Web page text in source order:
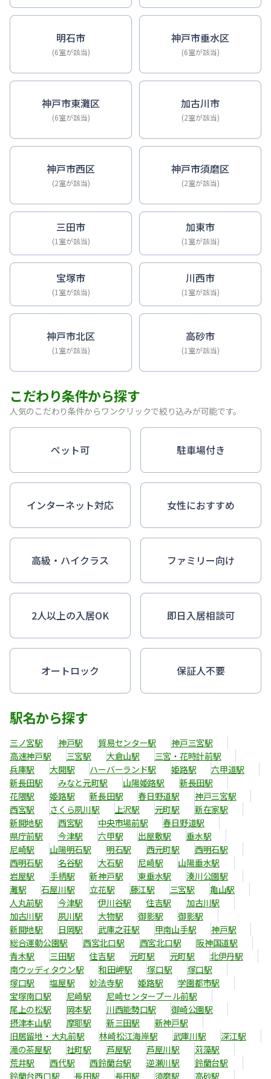
明石市
(6室が該当)
神戸市垂水区
(6室が該当)
神戸市東灘区
(6室が該当)
加古川市
(2室が該当)
神戸市西区
(2室が該当)
神戸市須磨区
(2室が該当)
三田市
(1室が該当)
加東市
(1室が該当)
宝塚市
(1室が該当)
川西市
(1室が該当)
神戸市北区
(1室が該当)
高砂市
(1室が該当)
こだわり条件から探す
人気のこだわり条件からワンクリックで絞り込みが可能です。
ペット可 駐車場付き
インターネット対応 女性におすすめ
高級・ハイクラス ファミリー向け
2人以上の入居OK 即日入居相談可
オートロック 保証人不要
駅名から探す
三ノ宮駅 神戸駅 貿易センター駅
神戸三宮駅
高速神戸駅
三宮駅 大倉山駅
三宮・花時計前駅
兵庫駅
大開駅 ハーバーランド駅 姫路駅
六甲道駅
新長田駅
みなと元町駅 山陽姫路駅
新長田駅
花隈駅
姫路駅 新長田駅 春日野道駅
神戸三宮駅
西宮駅
さくら夙川駅 上沢駅 元町駅
新在家駅
新開地駅
西宮駅 中央市場前駅
春日野道駅
県庁前駅
今津駅 六甲駅 出屋敷駅
垂水駅
尼崎駅
山陽明石駅 明石駅 西元町駅
西明石駅
西明石駅
名谷駅 大石駅 尼崎駅
山陽垂水駅
岩屋駅
手柄駅 新神戸駅 東垂水駅
湊川公園駅
灘駅
石屋川駅 立花駅 藤江駅 三宮駅
亀山駅
人丸前駅
今津駅 伊川谷駅 住吉駅
加古川駅
加古川駅
夙川駅 大物駅 御影駅
御影駅
新開地駅
日岡駅 武庫之荘駅 甲南山手駅
神戸駅
総合運動公園駅
西宮北口駅 西宮北口駅
阪神国道駅
青木駅
三田駅 住吉駅 元町駅 元町駅
北伊丹駅
南ウッディタウン駅
和田岬駅 塚口駅
塚口駅
塚口駅
塩屋駅 妙法寺駅 姫路駅
学園都市駅
宝塚南口駅
尼崎駅
尼崎センタープール前駅
尾上の松駅
岡本駅 川西能勢口駅
御崎公園駅
摂津本山駅
摩耶駅 新三田駅
新神戸駅
旧居留地・大丸前駅
林崎松江海岸駅 武庫川駅
深江駅
滝の茶屋駅
社町駅 芦屋駅 芦屋川駅
苅藻駅
荒井駅
西代駅 西鈴蘭台駅 逆瀬川駅
鈴蘭台駅
鈴蘭台西口駅
長田駅 長田駅 須磨駅 高砂駅